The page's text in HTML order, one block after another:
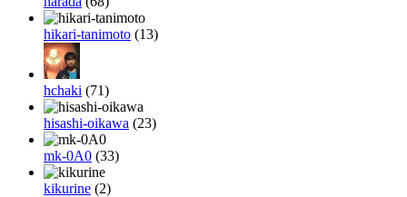
hikari-tanimoto (13)
hchaki (71)
hisashi-oikawa (23)
mk-0A0 (33)
kikurine (2)